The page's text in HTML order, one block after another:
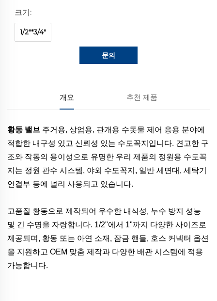
크기:
1/2"*3/4"
문의
개요 추천 제품
황동 밸브 주거용, 상업용, 관개용 수돗물 제어 응용 분야에
적합한 내구성 있고 신뢰성 있는 수도꼭지입니다. 견고한 구
조와 작동의 용이성으로 유명한 우리 제품의 정원용 수도꼭
지는 정원 관수 시스템, 야외 수도꼭지, 일반 세면대, 세탁기
연결부 등에 널리 사용되고 있습니다.
고품질 황동으로 제작되어 우수한 내식성, 누수 방지 성능
및 긴 수명을 자랑합니다. 1/2"에서 1"까지 다양한 사이즈로
제공되며, 황동 또는 아연 소재, 잠금 핸들, 호스 커넥터 옵션
을 지원하고 OEM 맞춤 제작과 다양한 배관 시스템에 적용
가능합니다.